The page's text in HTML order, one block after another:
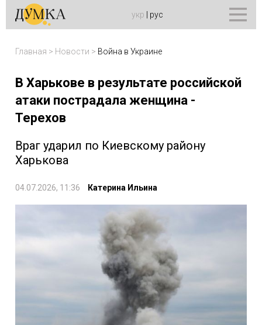
укр рус
Главная > Новости > Война в Украине
В Харькове в результате российской
атаки пострадала женщина -
Терехов
Враг ударил по Киевскому району
Харькова
04.07.2026, 11:36 Катерина Ильина